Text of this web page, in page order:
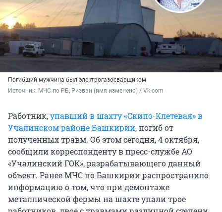
Погибший мужчина был электрогазосварщиком
Источник: МЧС по РБ, Ризван (имя изменено) / Vk.com
Работник,упавший в шахту «Скипо-Клетевая» в
Учалинском районе Башкирии, погиб от
полученных травм. Об этом сегодня, 4 октября,
сообщили корреспонденту в пресс-службе АО
«Учалинский ГОК», разрабатывающего данный
объект. Ранее МЧС по Башкирии распространило
информацию о том, что при демонтаже
металлической фермы на шахте упали трое